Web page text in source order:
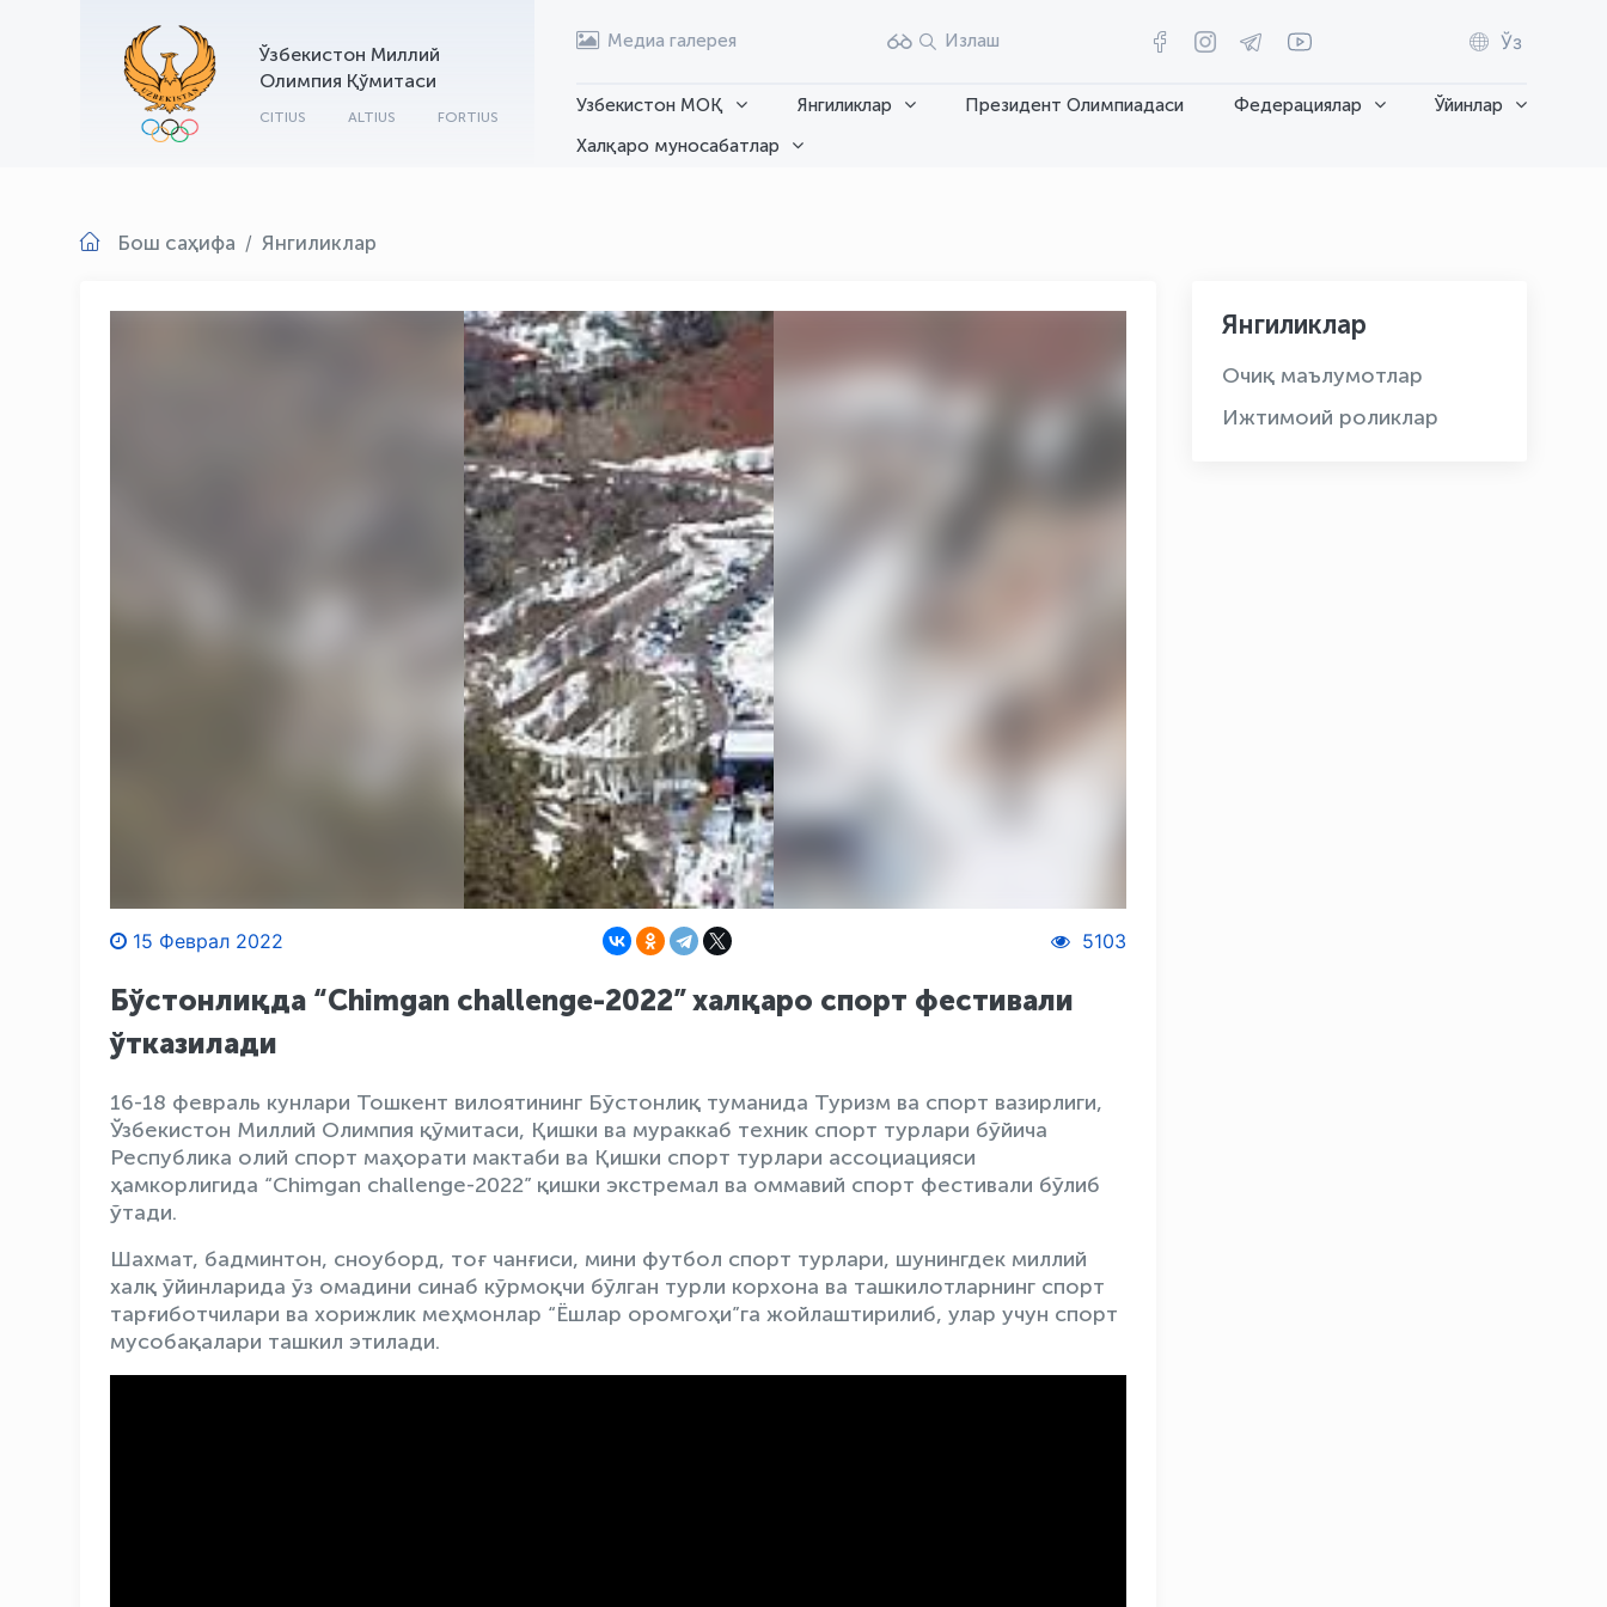
Ўзбекистон Миллий
Олимпия Қўмитаси
CITIUS ALTIUS FORTIUS
Медиа галерея Излаш Ўз
Узбекистон МОҚ Янгиликлар Президент Олимпиадаси Федерациялар
Ўйинлар
Халқаро муносабатлар
Бош саҳифа Янгиликлар
15 Феврал 2022 5103
Бўстонлиқда “Chimgan challenge-2022” халқаро спорт фестивали
ўтказилади
16-18 февраль кунлари Тошкент вилоятининг Бўстонлиқ туманида Туризм ва спорт вазирлиги,
Ўзбекистон Миллий Олимпия қўмитаси, Қишки ва мураккаб техник спорт турлари бўйича
Республика олий спорт маҳорати мактаби ва Қишки спорт турлари ассоциацияси
ҳамкорлигида “Chimgan challenge-2022” қишки экстремал ва оммавий спорт фестивали бўлиб
ўтади.
Шахмат, бадминтон, сноуборд, тоғ чанғиси, мини футбол спорт турлари, шунингдек миллий
халқ ўйинларида ўз омадини синаб кўрмоқчи бўлган турли корхона ва ташкилотларнинг спорт
тарғиботчилари ва хорижлик меҳмонлар “Ёшлар оромгоҳи”га жойлаштирилиб, улар учун спорт
мусобақалари ташкил этилади.
Янгиликлар
Очиқ маълумотлар
Ижтимоий роликлар